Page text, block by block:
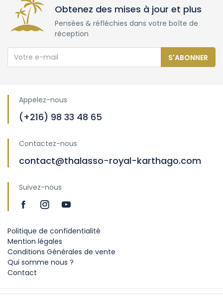
Obtenez des mises à jour et plus
Pensées & réfléchies dans votre boîte de
réception
S'ABONNER
Appelez-nous
(+216) 98 33 48 65
Contactez-nous
contact@thalasso-royal-karthago.com
Suivez-nous
Politique de confidentialité
Mention légales
Conditions Générales de vente
Qui somme nous ?
Contact